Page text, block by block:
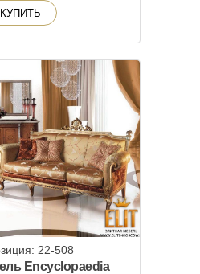
КУПИТЬ
22-508
Encyclopaedia